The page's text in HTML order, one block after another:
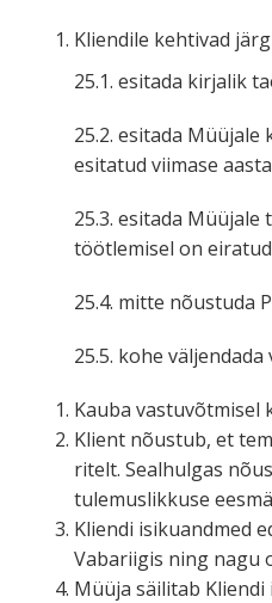
Kliendile kehtivad
25.1. esitada kirjalik
25.2. esitada
esitatud viimase
25.3. esitada Müüjale
töötle­misel on
25.4. mitte nõustuda
25.5. kohe
Kauba vastu­võt­misel
Klient nõustub, et
ritelt. Sealhulgas
tulemus­likkuse
Kliendi isiku­andmed
Vabariigis ning nagu
Müüja säilitab